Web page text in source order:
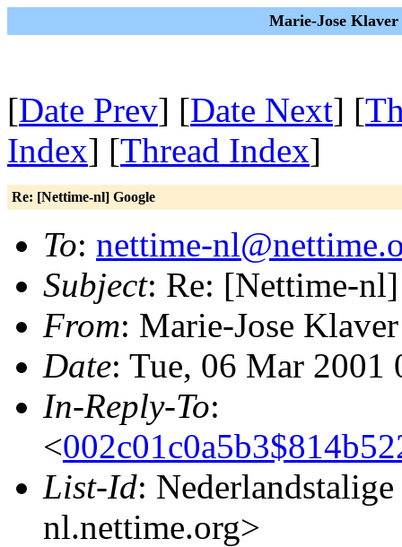
Marie-Jose Klaver
[Date Prev] [Date Next] [
Index] [Thread Index]
Re: [Nettime-nl] Google
To: nettime-
Subject: Re: [Nettime-
From: Marie-Jose
Date: Tue, 06 Mar 2001
In-Reply-To:
<
List-Id:
nl.nettime.org>